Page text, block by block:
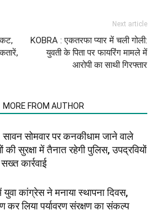
Next article
KOBRA : एकतरफा प्यार में चली गोली:
युवती के पिता पर फायरिंग मामले में
आरोपी का साथी गिरफ्तार
MORE FROM AUTHOR
सावन सोमवार पर कनकीधाम जाने वाले
की सुरक्षा में तैनात रहेगी पुलिस, उपद्रवियों
सख्त कार्रवाई
युवा कांग्रेस ने मनाया स्थापना दिवस,
कर लिया पर्यावरण संरक्षण का संकल्प